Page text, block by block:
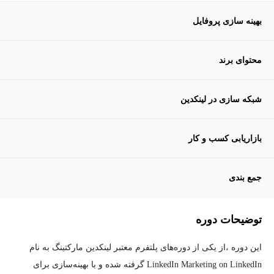
بهینه سازی پروفایل
محتوای برند
شبکه سازی در لینکدین
بازاریابی کسب و کار
جمع بندی
توضیحات دوره
این دوره ،از یکی از دوره‌های پلتفرم معتبر لینکدین مارکتینگ به نام
LinkedIn Marketing on LinkedIn گرفته شده و با بهینه‌سازی برای